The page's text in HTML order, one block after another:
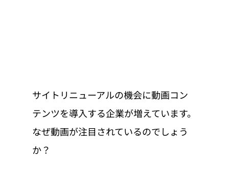
サイトリニューアルの機会に動画コン
テンツを導入する企業が増えています。
なぜ動画が注目されているのでしょう
か？